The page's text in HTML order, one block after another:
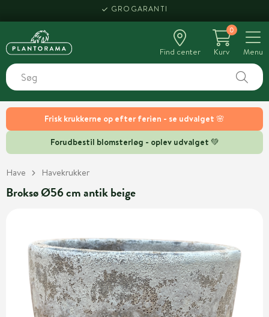
Frisk krukkerne op efter ferien - se udvalget 🌸
Forudbestil blomsterløg - oplev udvalget 💚
GROGARANTI
Find center
0
Kurv
Menu
Have Havekrukker
Broksø Ø56 cm antik beige